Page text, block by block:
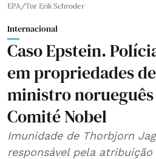
EPA/Tor Erik Schroder
Internacional
Caso Epstein.
em propriedades
ministro
Comité Nobel
Imunidade de Thorbjorn
responsável pela